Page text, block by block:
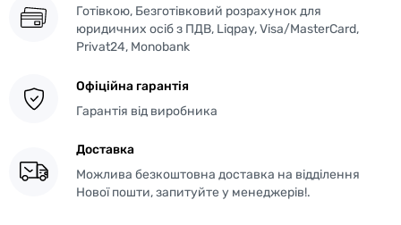
Готівкою, Безготівковий розрахунок для
юридичних осіб з ПДВ, Liqpay, Visa/MasterCard,
Privat24, Monobank
Офіційна гарантія
Гарантія від виробника
Доставка
Можлива безкоштовна доставка на відділення
Нової пошти, запитуйте у менеджерів!.